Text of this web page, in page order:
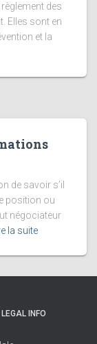
des
Elles sont en
et la
de savoir s’il
position ou
négociateur
la suite
LEGAL INFO